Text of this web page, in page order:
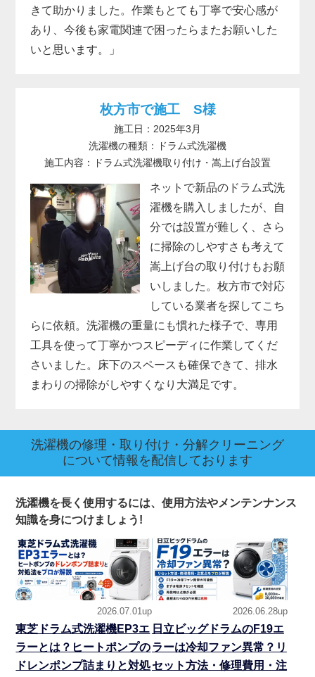
きて助かりました。作業もとても丁寧で安心感が
あり、今後も家電関連で困ったらまたお願いした
いと思います。」
枚方市で施工 S様
施工日：2025年3月
洗濯機の種類：ドラム式洗濯機
施工内容：ドラム式洗濯機取り付け・嵩上げ台設置
ネットで新品のドラム式洗
濯機を購入しましたが、自
分では設置が難しく、さら
に掃除のしやすさも考えて
嵩上げ台の取り付けもお願
いしました。枚方市で対応
している業者を探してこち
らに依頼。洗濯機の重量にも慣れた様子で、専用
工具を使って丁寧かつスピーディに作業してくだ
さいました。床下のスペースも確保できて、排水
まわりの掃除がしやすくなり大満足です。
洗濯機の修理・取り付け・分解クリーニング
について情報を配信しております
洗濯機を長く使用するには、使用方法やメンテンナンス
知識を身につけましょう!
2026.07.01up
東芝ドラム式洗濯機EP3エ
ラーとは？ヒートポンプの
ドレンポンプ詰まりと対処
2026.06.28up
日立ビッグドラムのF19エ
ラーは冷却ファン異常？リ
セット方法・修理費用・注